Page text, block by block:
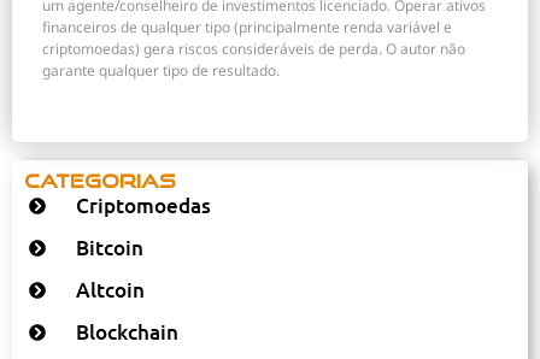
um agente/conselheiro de investimentos licenciado. Operar ativos
financeiros de qualquer tipo (principalmente renda variável e
criptomoedas) gera riscos consideráveis de perda. O autor não
garante qualquer tipo de resultado.
Categorias
Criptomoedas
Bitcoin
Altcoin
Blockchain